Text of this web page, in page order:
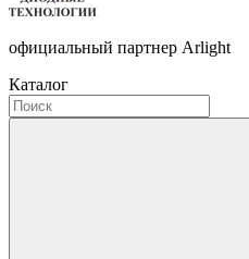
официальный партнер Arlight
Каталог